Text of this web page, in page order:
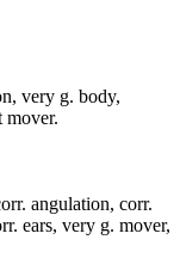
very g. body,
mover.
angulation, corr.
ears, very g. mover,